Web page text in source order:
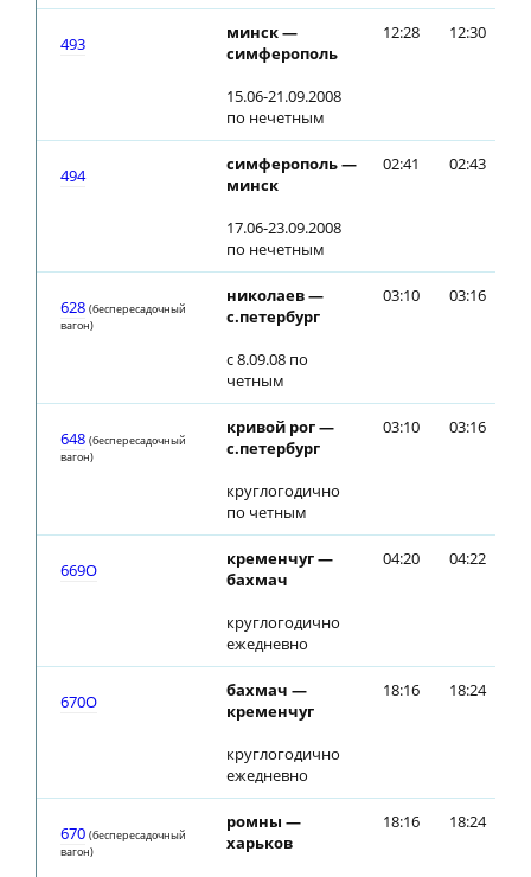
493
минск —
симферополь
15.06-21.09.2008
по нечетным
12:28 12:30
494
симферополь —
минск
17.06-23.09.2008
по нечетным
02:41 02:43
628 (беспересадочный
вагон)
николаев —
с.петербург
с 8.09.08 по
четным
03:10 03:16
648 (беспересадочный
вагон)
кривой рог —
с.петербург
круглогодично
по четным
03:10 03:16
669О
кременчуг —
бахмач
круглогодично
ежедневно
04:20 04:22
670О
бахмач —
кременчуг
круглогодично
ежедневно
18:16 18:24
670 (беспересадочный
вагон)
ромны —
харьков
18:16 18:24